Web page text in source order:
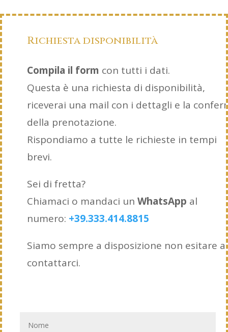
Richiesta disponibilità
Compila il form con tutti i dati.
Questa è una richiesta di disponibilità,
riceverai una mail con i dettagli e la
della prenotazione.
Rispondiamo a tutte le richieste in tempi
brevi.
Sei di fretta?
Chiamaci o mandaci un WhatsApp al
numero: +39.333.414.8815
Siamo sempre a disposizione non esitare a
contattarci.